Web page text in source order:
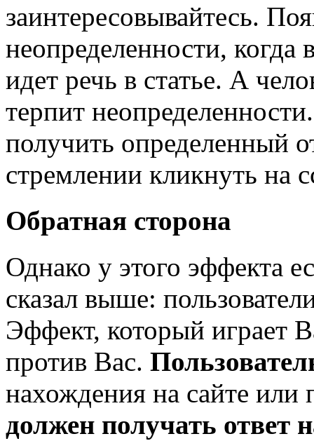
заинтересовывайтесь.
неопределенности,
идет речь в статье. А
терпит
получить определенный
стремлении кликнуть на
Обратная сторона
Однако у этого эффекта
сказал выше:
Эффект, который играет
против Вас.
нахождения на сайте
должен получать ответ